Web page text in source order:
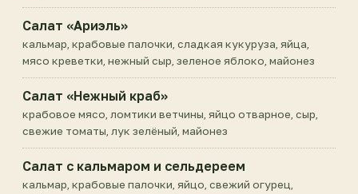
Салат «Ариэль»
кальмар, крабовые палочки, сладкая кукуруза, яйца,
мясо креветки, нежный сыр, зеленое яблоко, майонез
Салат «Нежный краб»
крабовое мясо, ломтики ветчины, яйцо отварное, сыр,
свежие томаты, лук зелёный, майонез
Салат с кальмаром и сельдереем
кальмар, крабовые палочки, яйцо, свежий огурец,